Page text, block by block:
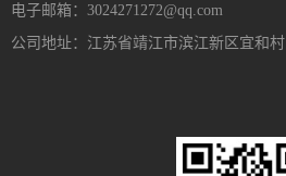
电子邮箱：3024271272@qq.com
公司地址：江苏省靖江市滨江新区宜和村